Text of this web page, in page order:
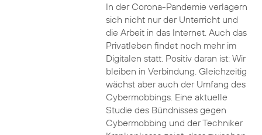
In der Corona-Pandemie verlagern
sich nicht nur der Unterricht und
die Arbeit in das Internet. Auch das
Privatleben findet noch mehr im
Digitalen statt. Positiv daran ist: Wir
bleiben in Verbindung. Gleichzeitig
wächst aber auch der Umfang des
Cybermobbings. Eine aktuelle
Studie des Bündnisses gegen
Cybermobbing und der Techniker